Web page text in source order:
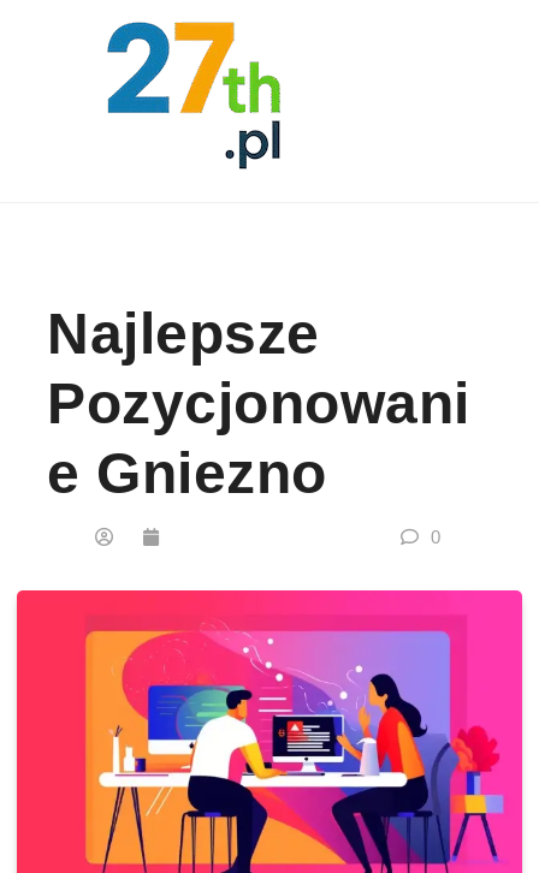
Najlepsze
Pozycjonowani
E Gniezno
0